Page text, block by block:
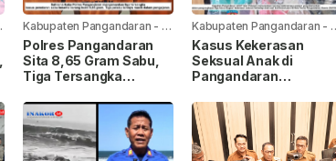
Kabupaten Pangandaran - 1
minggu yang lalu
Polres Pangandaran
Sita 8,65 Gram Sabu,
Tiga Tersangka
Penjara
Kabupaten Pangandaran - 1
minggu yang lalu
Kasus Kekerasan
Seksual Anak di
Pangandaran
Pangandaran Tangani
Tiga Perkara Sekaligus